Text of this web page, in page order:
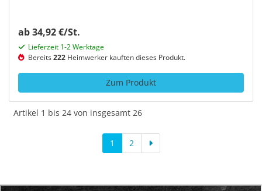
ab 34,92 €/St.
Lieferzeit 1-2 Werktage
Bereits222 Heimwerker kauften dieses Produkt.
Zum Produkt
Artikel 1 bis 24 von insgesamt 26
1 2